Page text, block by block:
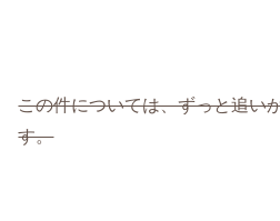
この件については、ずっと追い
す。